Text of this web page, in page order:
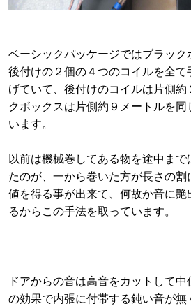
ベーシックパッケージではブラック
後付けの２個の４つのコイルを全て
げていて、後付けのコイルは片側約
クボックスは片側約９メートルを同
います。
以前は機械巻してある物を途中ま
たのが、一から巻いた方が長さの割
値を得る事が出来て、何故か音に艶
るからこの手法を取っています。
ドアからの音は高音をカットして
の効果で内張に付帯する鈍い音が無